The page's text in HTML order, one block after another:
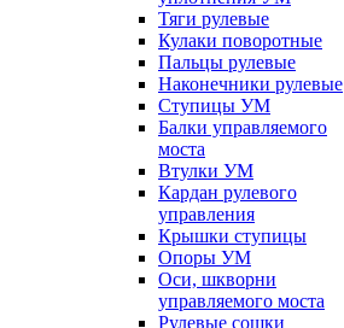
Тяги рулевые
Кулаки поворотные
Пальцы рулевые
Наконечники рулевые
Ступицы УМ
Балки управляемого
моста
Втулки УМ
Кардан рулевого
управления
Крышки ступицы
Опоры УМ
Оси, шкворни
управляемого моста
Рулевые сошки